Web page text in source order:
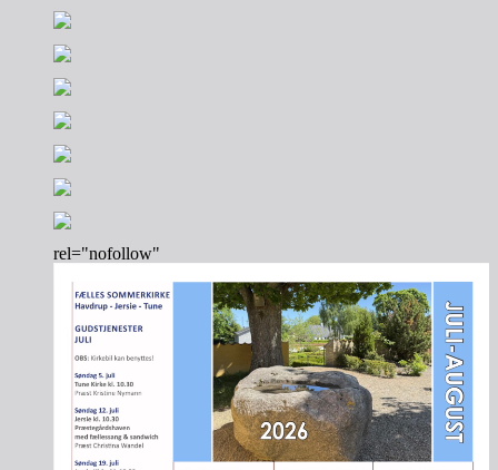
rel="nofollow"